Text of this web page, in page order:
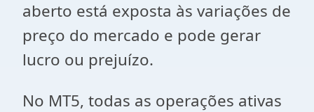
aberto está exposta às variações de
preço do mercado e pode gerar
lucro ou prejuízo.
No MT5, todas as operações ativas